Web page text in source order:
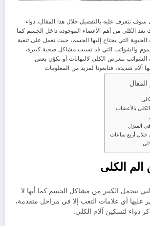
سوف نتعرف عليه بالتفصيل خلال هذا المقال، دواء
الكلى من أهم الأعضاء الموجودة داخل الجسم كما
الحيوية التي يحتاج إليها الجسم، حيث تعمل على تنقية
والشوائب التي قد تسبب مشاكل صحية كبيرة،
الشوائب تتعرض الكلى لالتهابات أو تكوّن بعض
بالأعشاب
المنزل
أربع ساعات
الم الكلى
تتحمل الكثير من مشاكل الجسم كما أنها لا
عليها أي علامات التعب إلا في مراحل متقدمة،
دواء لتسكين آلام الكلى: